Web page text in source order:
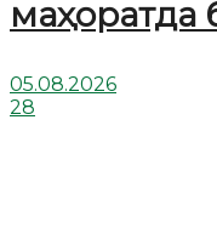
05.08.2026
28